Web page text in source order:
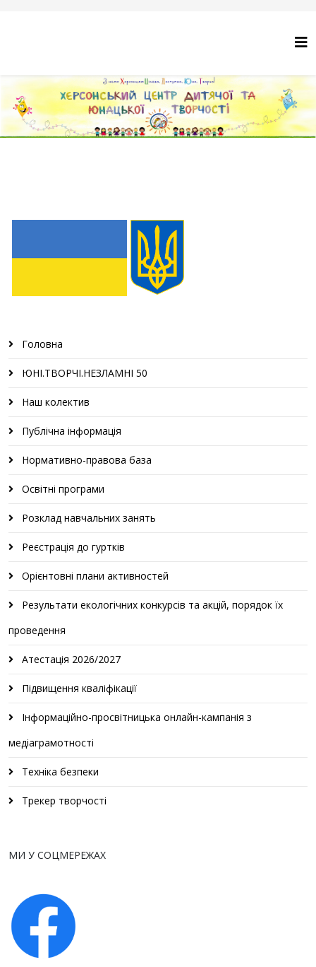
Головна
ЮНІ.ТВОРЧІ.НЕЗЛАМНІ 50
Наш колектив
Публічна інформація
Нормативно-правова база
Освітні програми
Розклад навчальних занять
Реєстрація до гуртків
Орієнтовні плани активностей
Результати екологічних конкурсів та акцій, порядок їх
проведення
Атестація 2026/2027
Підвищення кваліфікації
Інформаційно-просвітницька онлайн-кампанія з
медіаграмотності
Техніка безпеки
Трекер творчості
МИ У СОЦМЕРЕЖАХ